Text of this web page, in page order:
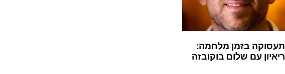
תעסוקה בזמן מלחמה:
ריאיון עם שלום בוקובזה